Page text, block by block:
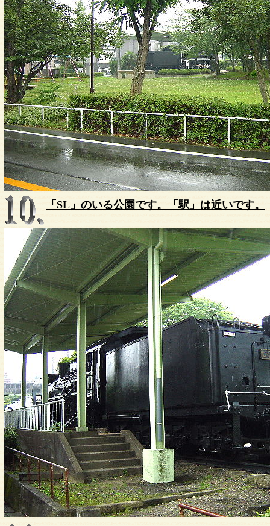
「SL」のいる公園です。「駅」は近いです。